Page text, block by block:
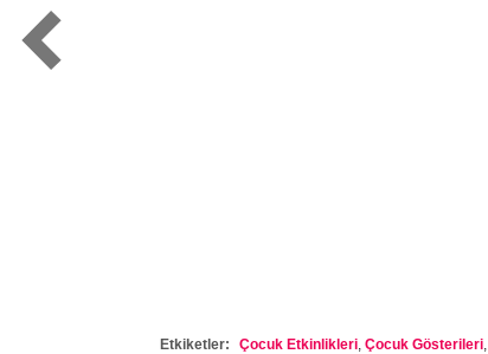
Etkiketler: Çocuk Etkinlikleri, Çocuk Gösterileri,